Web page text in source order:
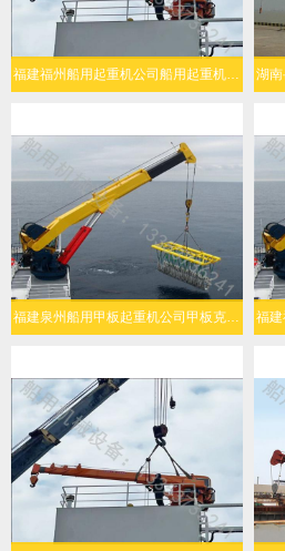
福建福州船用起重机公司船用起重机多场景灵活适配
福建泉州船用甲板起重机公司甲板克令吊安全性高